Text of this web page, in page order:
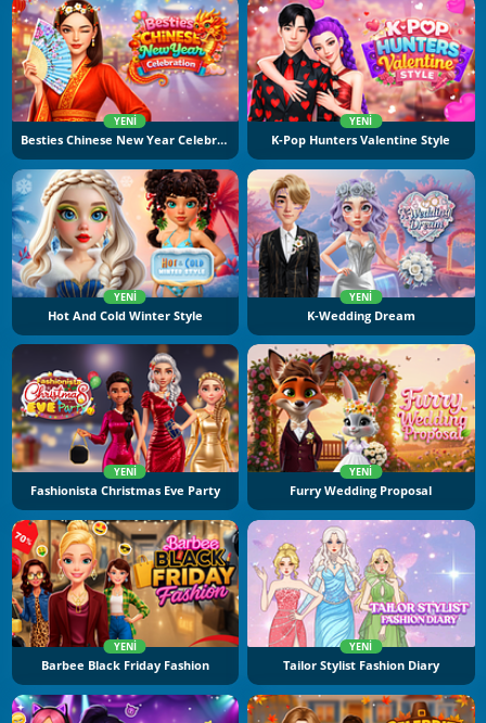
YENI
Besties Chinese New Year Celebration
YENI
K-Pop Hunters Valentine Style
YENI
Hot And Cold Winter Style
YENI
K-Wedding Dream
YENI
Fashionista Christmas Eve Party
YENI
Furry Wedding Proposal
YENI
Barbee Black Friday Fashion
YENI
Tailor Stylist Fashion Diary